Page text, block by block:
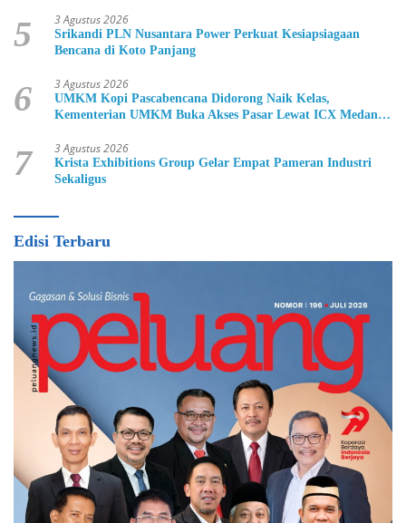
5 3 Agustus 2026
Srikandi PLN Nusantara Power Perkuat Kesiapsiagaan
Bencana di Koto Panjang
6 3 Agustus 2026
UMKM Kopi Pascabencana Didorong Naik Kelas,
Kementerian UMKM Buka Akses Pasar Lewat ICX Medan
7 3 Agustus 2026
Krista Exhibitions Group Gelar Empat Pameran Industri
Sekaligus
Edisi Terbaru